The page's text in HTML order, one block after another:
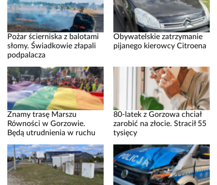
Pożar ścierniska z balotami
słomy. Świadkowie złapali
podpalacza
Obywatelskie zatrzymanie
pijanego kierowcy Citroena
Znamy trasę Marszu
Równości w Gorzowie.
Będą utrudnienia w ruchu
80-latek z Gorzowa chciał
zarobić na złocie. Stracił 55
tysięcy